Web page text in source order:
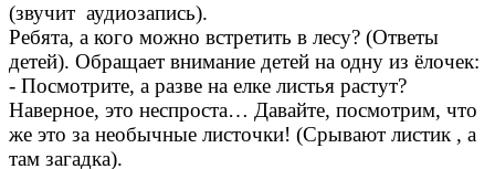
(звучит аудиозапись).
Ребята, а кого можно встретить в лесу? (Ответы
детей). Обращает внимание детей на одну из ёлочек:
- Посмотрите, а разве на елке листья растут?
Наверное, это неспроста… Давайте, посмотрим, что
же это за необычные листочки! (Срывают листик , а
там загадка).